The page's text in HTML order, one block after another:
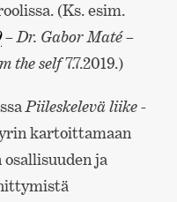
(Ks. esim.
– Dr. Gabor Maté –
the self7.7.2019.)
Piileskelevä liike-
kartoittamaan
ja